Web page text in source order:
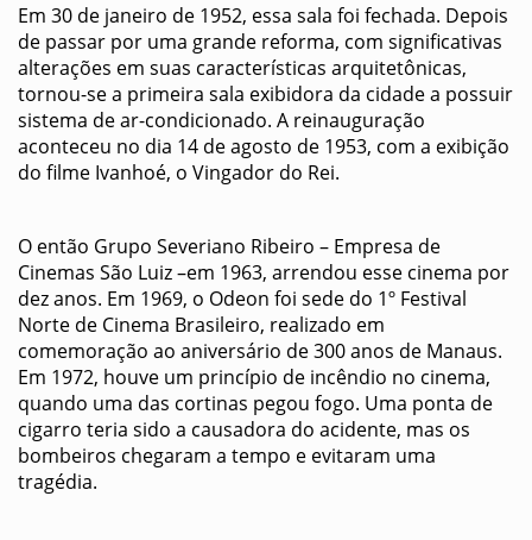
Em 30 de janeiro de 1952, essa sala foi fechada. Depois
de passar por uma grande reforma, com significativas
alterações em suas características arquitetônicas,
tornou-se a primeira sala exibidora da cidade a possuir
sistema de ar-condicionado. A reinauguração
aconteceu no dia 14 de agosto de 1953, com a exibição
do filme Ivanhoé, o Vingador do Rei.
O então Grupo Severiano Ribeiro – Empresa de
Cinemas São Luiz –em 1963, arrendou esse cinema por
dez anos. Em 1969, o Odeon foi sede do 1º Festival
Norte de Cinema Brasileiro, realizado em
comemoração ao aniversário de 300 anos de Manaus.
Em 1972, houve um princípio de incêndio no cinema,
quando uma das cortinas pegou fogo. Uma ponta de
cigarro teria sido a causadora do acidente, mas os
bombeiros chegaram a tempo e evitaram uma
tragédia.